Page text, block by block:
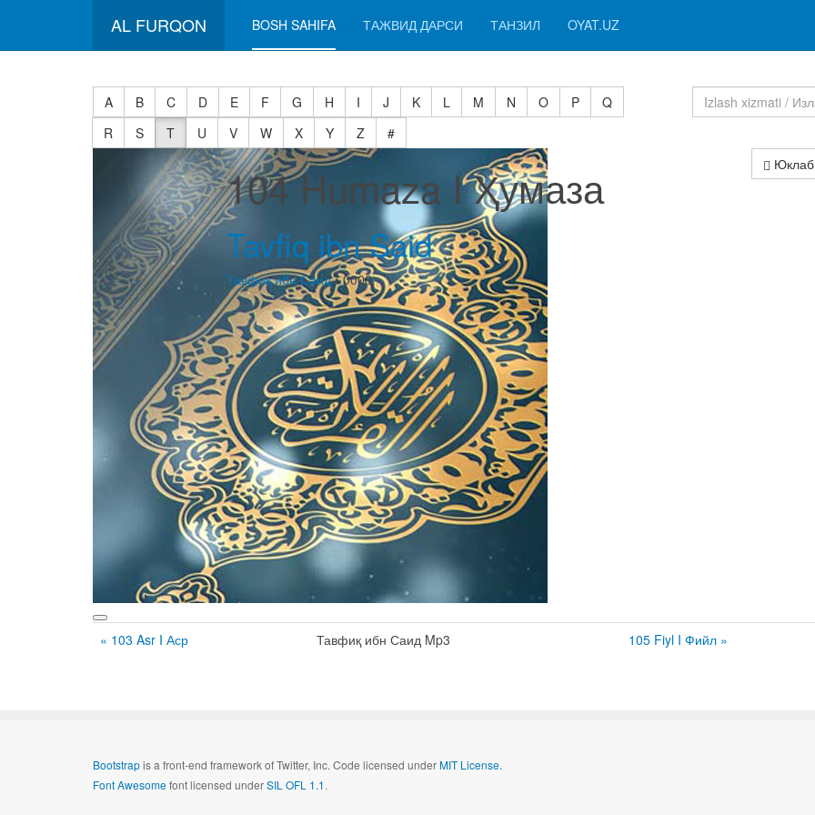
AL FURQON BOSH SAHIFA ТАЖВИД ДАРСИ ТАНЗИЛ OYAT.UZ
A B C D E F G H I J K L M N O P
Q
R
S T U V W X Y Z
#
104 Humaza I Ҳумаза
Tavfiq ibn Said
Тавфиқ ибн Саид• 0000
« 103 Asr I Аср Тавфиқ ибн Саид Mp3 105 Fiyl I Фийл »
Bootstrapis a front-end framework of Twitter, Inc. Code licensed underMIT License.
Font Awesomefont licensed underSIL OFL 1.1.